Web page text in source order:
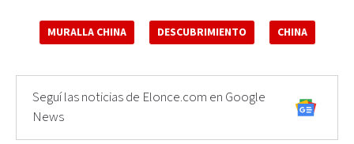
MURALLA CHINA DESCUBRIMIENTO CHINA
Seguí las noticias de Elonce.com en Google
News